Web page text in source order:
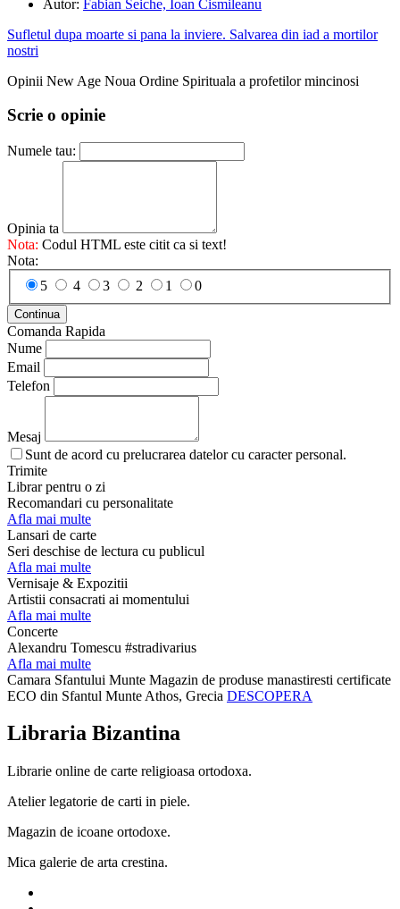
Autor: Fabian Seiche, Ioan Cismileanu
Sufletul dupa moarte si pana la inviere. Salvarea din iad a mortilor
nostri
Opinii New Age Noua Ordine Spirituala a profetilor mincinosi
Scrie o opinie
Numele tau:
Opinia ta
Nota: Codul HTML este citit ca si text!
Nota:
5
4 3 2 1 0
Continua
Comanda Rapida
Nume
Email
Telefon
Mesaj
Sunt de acord cu prelucrarea datelor cu caracter personal.
Trimite
Librar pentru o zi
Recomandari cu personalitate
Afla mai multe
Lansari de carte
Seri deschise de lectura cu publicul
Afla mai multe
Vernisaje & Expozitii
Artistii consacrati ai momentului
Afla mai multe
Concerte
Alexandru Tomescu #stradivarius
Afla mai multe
Camara Sfantului Munte Magazin de produse manastiresti certificate
ECO din Sfantul Munte Athos, Grecia DESCOPERA
Libraria Bizantina
Librarie online de carte religioasa ortodoxa.
Atelier legatorie de carti in piele.
Magazin de icoane ortodoxe.
Mica galerie de arta crestina.